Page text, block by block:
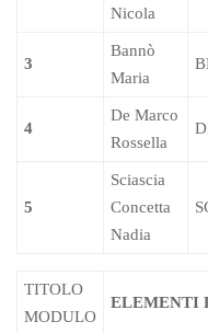
Nicola
3
Bannò
Maria
4
De Marco
Rossella
5
Sciascia
Concetta
Nadia
TITOLO
MODULO
ELEMENTI